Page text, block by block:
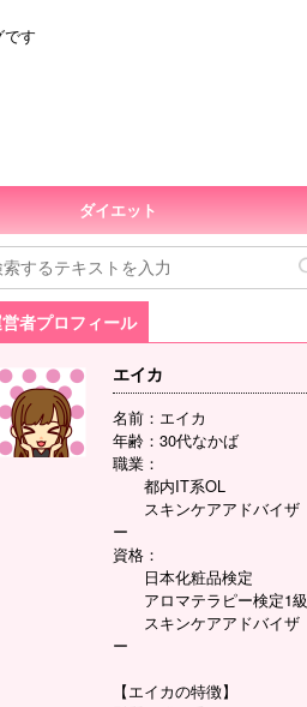
す
ダイエット
者プロフィール
エイカ
名前：エイカ
年齢：30代なかば
職業：
都内IT系OL
スキンケアアドバイザ
ー
資格：
日本化粧品検定
アロマテラピー検定1級
スキンケアアドバイザ
ー
【エイカの特徴】